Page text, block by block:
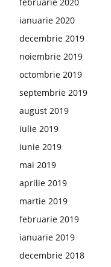
ianuarie 2020
decembrie 2019
noiembrie 2019
octombrie 2019
septembrie 2019
august 2019
iulie 2019
iunie 2019
mai 2019
aprilie 2019
martie 2019
februarie 2019
ianuarie 2019
decembrie 2018